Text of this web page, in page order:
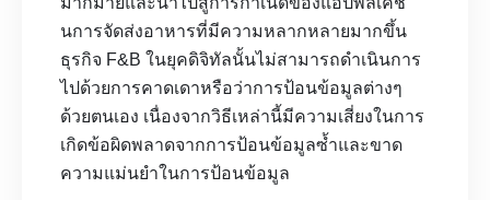
นการจัดส่งอาหารที่มีความหลากหลายมากขึ้น
ธุรกิจ F&B ในยุคดิจิทัลนั้นไม่สามารถดำเนินการ
ไปด้วยการคาดเดาหรือว่าการป้อนข้อมูลต่างๆ
ด้วยตนเอง เนื่องจากวิธีเหล่านี้มีความเสี่ยงในการ
เกิดข้อผิดพลาดจากการป้อนข้อมูลซ้ำและขาด
ความแม่นยำในการป้อนข้อมูล